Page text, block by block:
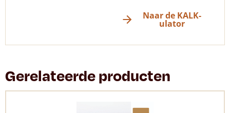
Naar de KALK-
ulator
Gerelateerde producten